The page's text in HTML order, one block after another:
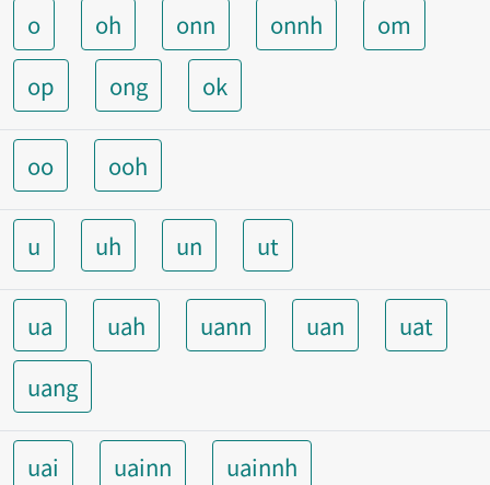
o oh onn onnh
om
op
ong ok
oo ooh
u uh un ut
ua uah uann uan
uat
uang
uai uainn uainnh